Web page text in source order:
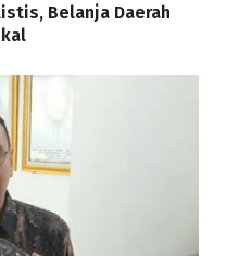
Belanja Daerah